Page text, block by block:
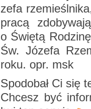
ze­fa
pracą
o Świę­tą
Św. Jó­ze­fa
roku. opr. msk
Spodo­bał Ci się
Chcesz być